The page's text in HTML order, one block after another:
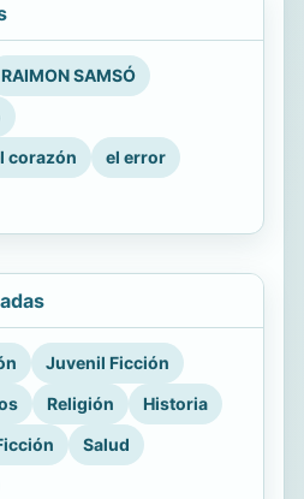
RAIMON SAMSÓ
corazón
el error
Juvenil Ficción
Religión
Historia
Salud